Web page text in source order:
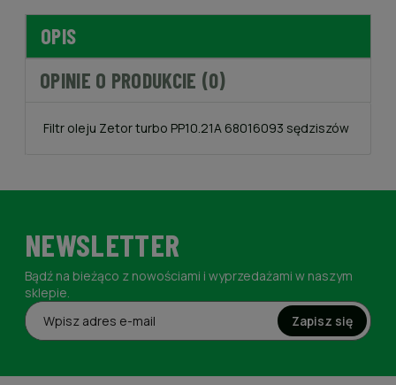
OPIS
OPINIE O PRODUKCIE (0)
Filtr oleju Zetor turbo PP10.21A 68016093 sędziszów
NEWSLETTER
Bądź na bieżąco z nowościami i wyprzedażami w naszym
sklepie.
Zapisz się